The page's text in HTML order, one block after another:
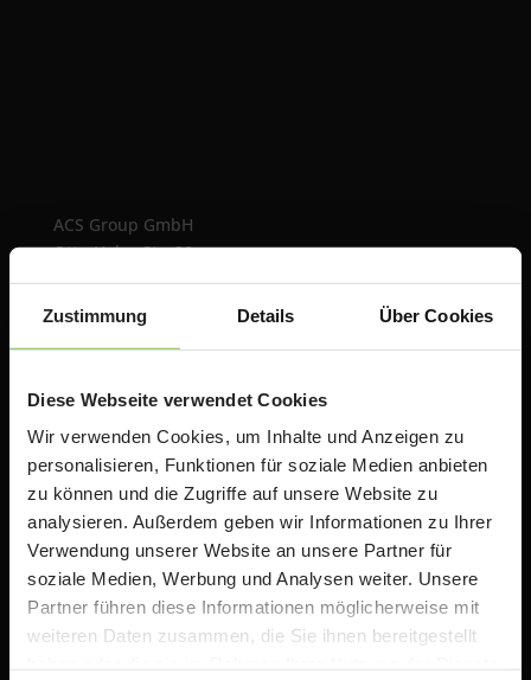
Zustimmung Details Über Cookies
Diese Webseite verwendet Cookies
Wir verwenden Cookies, um Inhalte und Anzeigen zu
personalisieren, Funktionen für soziale Medien anbieten
zu können und die Zugriffe auf unsere Website zu
analysieren. Außerdem geben wir Informationen zu Ihrer
Verwendung unserer Website an unsere Partner für
soziale Medien, Werbung und Analysen weiter. Unsere
Partner führen diese Informationen möglicherweise mit
weiteren Daten zusammen, die Sie ihnen bereitgestellt
ACS Group GmbH
Otto-Hahn-Str. 38a
85521 Ottobrunn / Riemerling
Deutschland
e:teacherstore@acsgroup.de
f: +49 (0)89 1893130-30
Über uns
Die ACS Group betreibt mit TeacherStore.de ein
Online Portal für Lehrer & Schulen mit exklusiven
Rabatten auf Apple Produkte. Wir bieten zusätzlich
Informationen, Schulungen und Workshops rund um
das Thema iPad in der Schule an.